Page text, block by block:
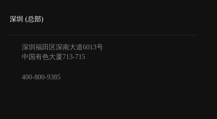
深圳 (总部)
深圳福田区深南大道6013号
中国有色大厦 713-715
400-800-9385